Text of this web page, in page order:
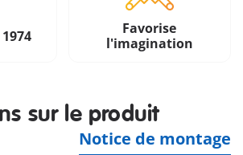
Favorise
l'imagination
sur le produit
Notice de montage